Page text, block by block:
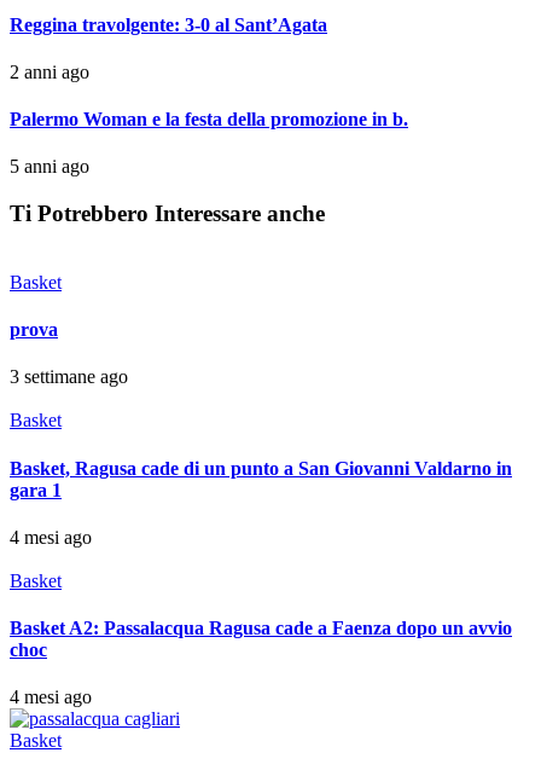
Reggina travolgente: 3-0 al Sant’Agata
2 anni ago
Palermo Woman e la festa della promozione in b.
5 anni ago
Ti Potrebbero Interessare anche
Basket
prova
3 settimane ago
Basket
Basket, Ragusa cade di un punto a San Giovanni Valdarno in
gara 1
4 mesi ago
Basket
Basket A2: Passalacqua Ragusa cade a Faenza dopo un avvio
choc
4 mesi ago
Basket